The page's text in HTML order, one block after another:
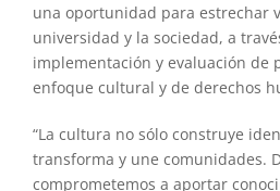
una oportunidad para estrechar
universidad y la sociedad, a
implementación y evaluación de
enfoque cultural y de derechos
“La cultura no sólo construye
transforma y une comunidades.
comprometemos a aportar